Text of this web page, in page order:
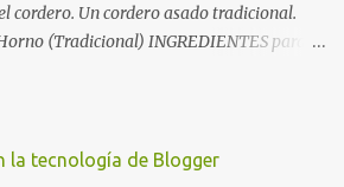
cordero. Un cordero asado tradicional.
(Tradicional) INGREDIENTES para
en una fuente para horno. Rociamos
la tecnología de Blogger